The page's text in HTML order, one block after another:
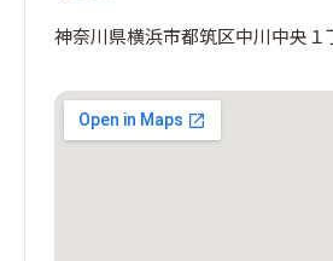
神奈川県横浜市都筑区中川中央１